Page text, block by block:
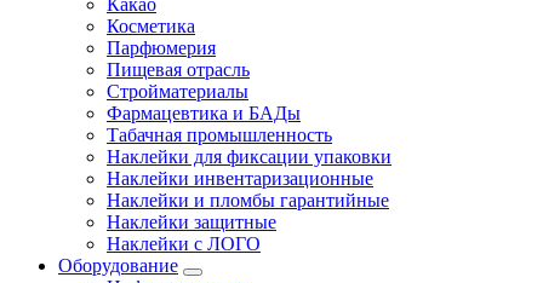
Какао
Косметика
Парфюмерия
Пищевая отрасль
Стройматериалы
Фармацевтика и БАДы
Табачная промышленность
Наклейки для фиксации упаковки
Наклейки инвентаризационные
Наклейки и пломбы гарантийные
Наклейки защитные
Наклейки с ЛОГО
Оборудование